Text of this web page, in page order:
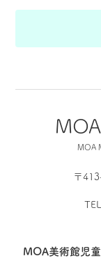
MOA
〒
MOA美術館児